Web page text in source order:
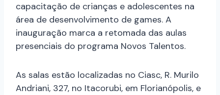
capacitação de crianças e adolescentes na
área de desenvolvimento de games. A
inauguração marca a retomada das aulas
presenciais do programa Novos Talentos.
As salas estão localizadas no Ciasc, R. Murilo
Andriani, 327, no Itacorubi, em Florianópolis, e